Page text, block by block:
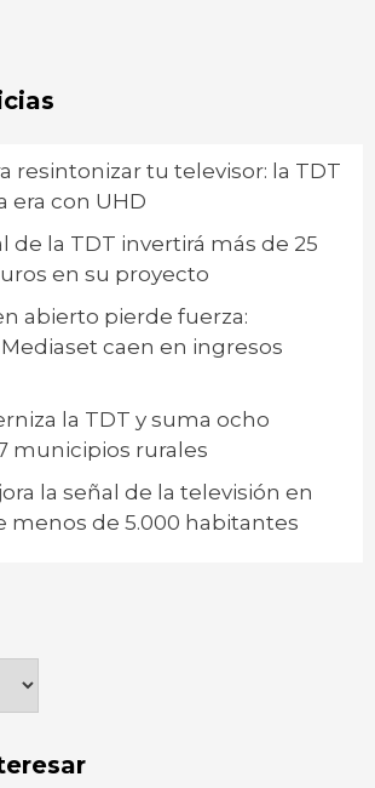
resintonizar tu televisor: la TDT
era con UHD
de la TDT invertirá más de 25
en su proyecto
abierto pierde fuerza:
caen en ingresos
la TDT y suma ocho
municipios rurales
la señal de la televisión en
menos de 5.000 habitantes